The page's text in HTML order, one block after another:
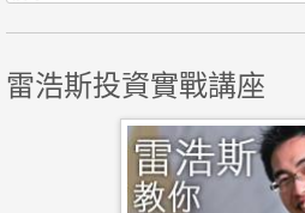
雷浩斯投資實戰講座